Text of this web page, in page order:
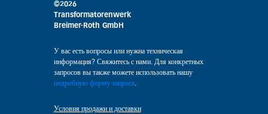
©2026
Transformatorenwerk
Breimer-Roth GmbH
У вас есть вопросы или нужна техническая
информация? Свяжитесь с нами. Для конкретных
запросов вы также можете использовать нашу
подробную форму запроса.
Условия продажи и доставки